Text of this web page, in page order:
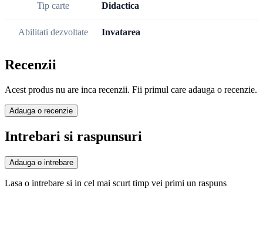
Tip carte Didactica
Abilitati dezvoltate Invatarea
Recenzii
Acest produs nu are inca recenzii. Fii primul care adauga o recenzie.
Adauga o recenzie
Intrebari si raspunsuri
Adauga o intrebare
Lasa o intrebare si in cel mai scurt timp vei primi un raspuns